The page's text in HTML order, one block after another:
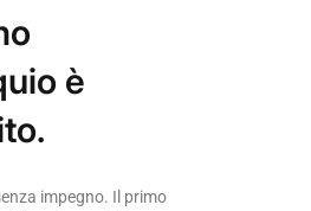
è
impegno. Il primo